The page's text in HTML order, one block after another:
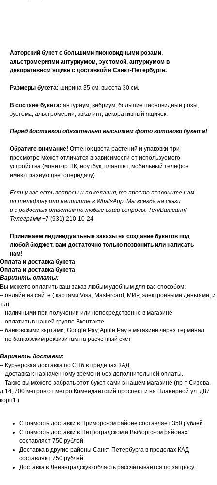
Авторский букет с большими пионовидными розами,
альстромериями антуриумом, эустомой, антуриумом в
декоративном ящике с доставкой в Санкт-Петербурге.
Размеры букета: ширина 35 см, высота 30 см.
В составе букета: антуриум, вибриум, большие пионовидные розы,
эустома, альстромерии, эвкалипт, декоративный ящичек.
Перед доставкой обязательно высылаем фото готового букета!
Обратите внимание! Оттенок цвета растений и упаковки при
просмотре может отличатся в зависимости от используемого
устройства (монитор ПК, ноутбук, планшет, мобильный телефон
имеют разную цветопередачу)
Если у вас есть вопросы и пожелания, то просто позвоните нам
по телефону или напишите в WhatsApp. Мы всегда на связи
и с радостью ответим на любые ваши вопросы. Тел/Ватсапп/
Телеграмм +7 (931) 210-10-24
Принимаем индивидуальные заказы на создание букетов под
любой бюджет, вам достаточно только позвонить или написать
нам!
Оплата и доставка букета
Оплата и доставка букета
Варианты оплаты:
Вы можете оплатить ваш заказ любым удобным для вас способом:
– онлайн на сайте ( картами Visa, Mastercard, МИР, электронными деньгами, и
т.д)
– наличными при получении или непосредственно в магазине
– оплатить в нашей группе Вконтакте
– банковскими картами, Google Pay, Apple Pay в магазине через терминал
– по банковским реквизитам на расчетный счет
Варианты доставки:
– Курьерская доставка по СПб в пределах КАД.
– Доставка к назначенному времени без дополнительной оплаты.
– Также вы можете забрать этот букет сами в нашем магазине (пр-т Сизова,
д.14, 700 метров от метро Комендантский проспект и на Планерной ул. д87
корп1.)
Стоимость доставки в Приморском районе составляет 350 рублей
Стоимость доставки в Петроградском и Выборгском районах
составляет 750 рублей
Доставка в другие районы Санкт-Петербурга в пределах КАД
составляет 750 рублей
Доставка в Ленинградскую область рассчитывается по запросу.